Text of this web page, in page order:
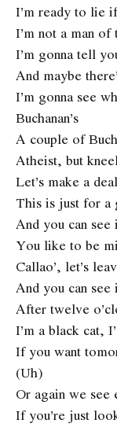
I’m ready to lie
I’m not a man
I’m gonna tell
And maybe
I’m gonna see
Buchanan’s
A couple of
Atheist, but
Let’s make a deal
This is just for a
And you can
You like to be
Callao’, let’s
And you can
After twelve
I’m a black cat,
If you want
(Uh)
Or again we
If you’re just